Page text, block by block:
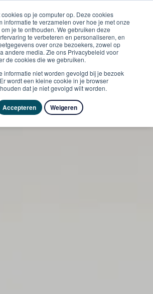
op je computer op. Deze cookies
informatie te verzamelen over hoe je met onze
je te onthouden. We gebruiken deze
te verbeteren en personaliseren, en
over onze bezoekers, zowel op
andere media. Zie ons Privacybeleid voor
de cookies die we gebruiken.
informatie niet worden gevolgd bij je bezoek
wordt een kleine cookie in je browser
dat je niet gevolgd wilt worden.
Accepteren Weigeren